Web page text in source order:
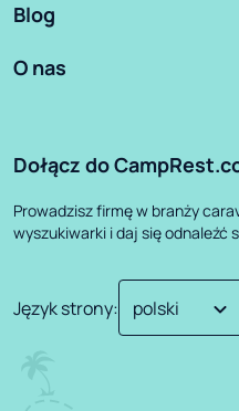
Blog
O nas
Dołącz do
Prowadzisz firmę w branży
wyszukiwarki i daj się odnaleźć
Język strony: